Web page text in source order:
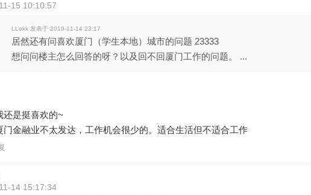
15 10:10:57
LLokk 发表于 2019-11-14 23:17
居然还有问喜欢厦门（学生本地）城市的问题 23333
想问问楼主怎么回答的呀？以及回不回厦门工作的问题。 ...
还是挺喜欢的~
门金融业不太发达，工作机会很少的。适合生活但不适合工作
14 15:17:34